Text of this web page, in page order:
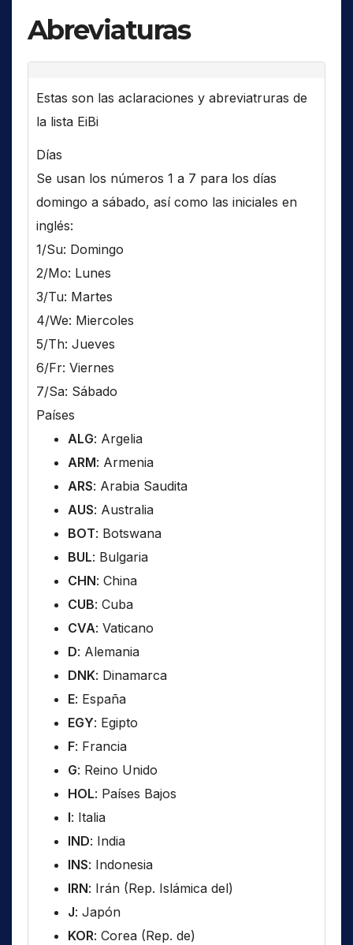
Abreviaturas
Estas son las aclaraciones y abreviatruras de
la lista EiBi
Días
Se usan los números 1 a 7 para los días
domingo a sábado, así como las iniciales en
inglés:
1/Su: Domingo
2/Mo: Lunes
3/Tu: Martes
4/We: Miercoles
5/Th: Jueves
6/Fr: Viernes
7/Sa: Sábado
Países
ALG: Argelia
ARM: Armenia
ARS: Arabia Saudita
AUS: Australia
BOT: Botswana
BUL: Bulgaria
CHN: China
CUB: Cuba
CVA: Vaticano
D: Alemania
DNK: Dinamarca
E: España
EGY: Egipto
F: Francia
G: Reino Unido
HOL: Países Bajos
I: Italia
IND: India
INS: Indonesia
IRN: Irán (Rep. Islámica del)
J: Japón
KOR: Corea (Rep. de)